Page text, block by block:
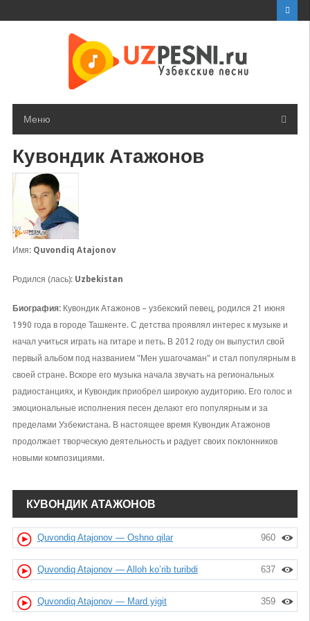
Меню
Кувондик Атажонов
Имя: Quvondiq Atajonov
Родился (лась): Uzbekistan
Биография: Кувондик Атажонов – узбекский певец, родился 21 июня
1990 года в городе Ташкенте. С детства проявлял интерес к музыке и
начал учиться играть на гитаре и петь. В 2012 году он выпустил свой
первый альбом под названием "Мен ушагочаман" и стал популярным в
своей стране. Вскоре его музыка начала звучать на региональных
радиостанциях, и Кувондик приобрел широкую аудиторию. Его голос и
эмоциональные исполнения песен делают его популярным и за
пределами Узбекистана. В настоящее время Кувондик Атажонов
продолжает творческую деятельность и радует своих поклонников
новыми композициями.
КУВОНДИК АТАЖОНОВ
960
Quvondiq Atajonov — Oshno qilar
637
Quvondiq Atajonov — Alloh ko’rib turibdi
359
Quvondiq Atajonov — Mard yigit